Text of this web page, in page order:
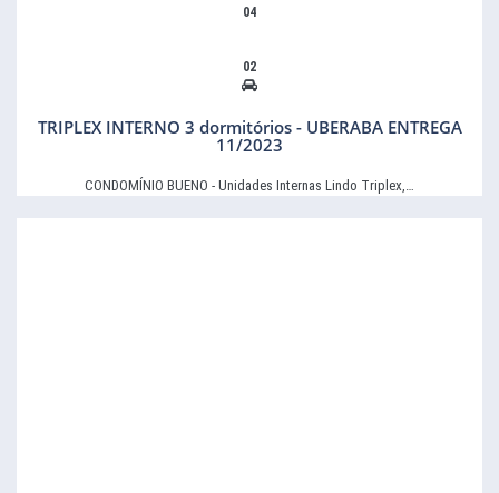
04
02
TRIPLEX INTERNO 3 dormitórios - UBERABA ENTREGA
11/2023
CONDOMÍNIO BUENO - Unidades Internas Lindo Triplex,…